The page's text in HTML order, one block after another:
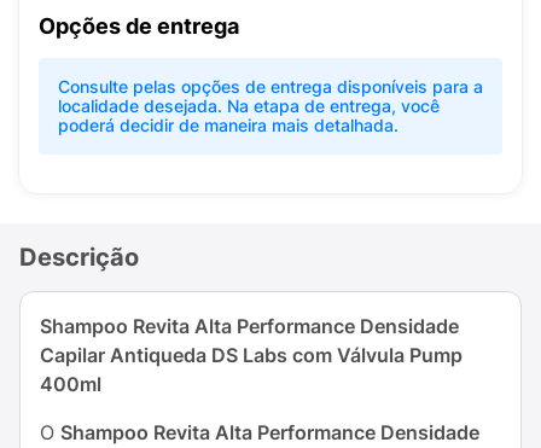
Opções de entrega
Consulte pelas opções de entrega disponíveis para a
localidade desejada. Na etapa de entrega, você
poderá decidir de maneira mais detalhada.
Descrição
Shampoo Revita Alta Performance Densidade
Capilar Antiqueda DS Labs com Válvula Pump
400ml
O Shampoo Revita Alta Performance Densidade